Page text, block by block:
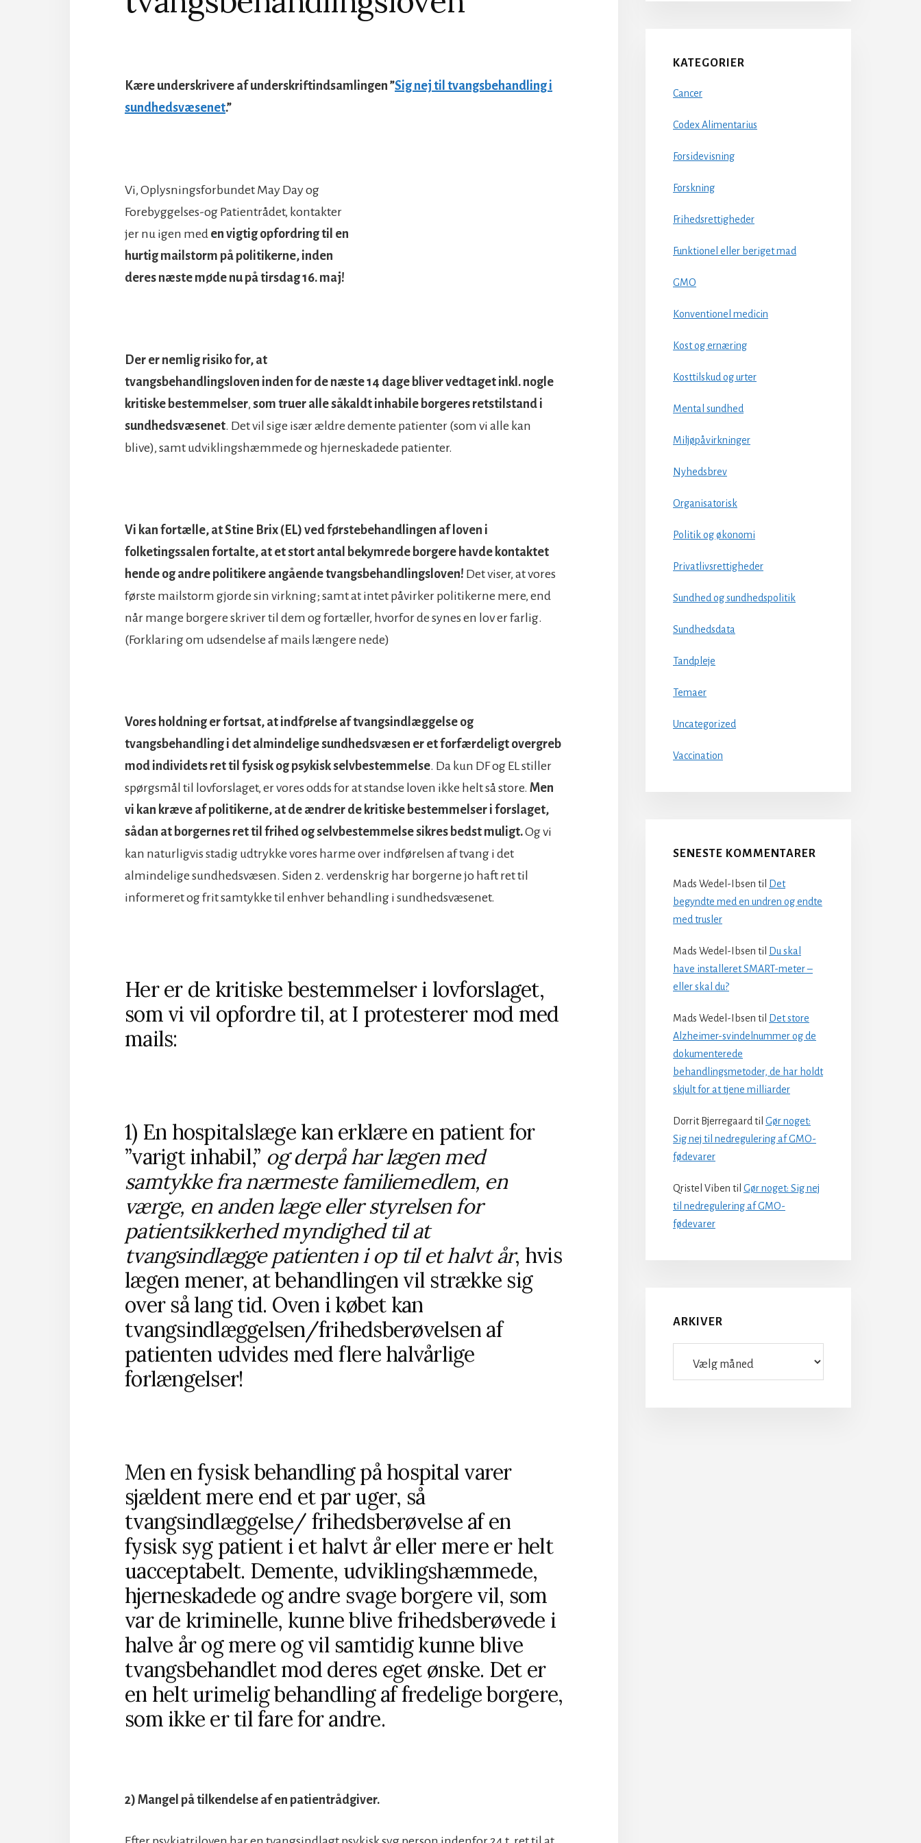
Kære underskrivere af underskriftindsamlingen ”Sig nej til tvangsbehandling i
sundhedsvæsenet.”
Vi, Oplysningsforbundet May Day og
Forebyggelses-og Patientrådet, kontakter
jer nu igen med en vigtig opfordring til en
hurtig mailstorm på politikerne, inden
deres næste møde nu på tirsdag 16. maj!
Der er nemlig risiko for, at
tvangsbehandlingsloven inden for de næste 14 dage bliver vedtaget inkl. nogle
kritiske bestemmelser, som truer alle såkaldt inhabile borgeres retstilstand i
sundhedsvæsenet. Det vil sige især ældre demente patienter (som vi alle kan
blive), samt udviklingshæmmede og hjerneskadede patienter.
Vi kan fortælle, at Stine Brix (EL) ved førstebehandlingen af loven i
folketingssalen fortalte, at et stort antal bekymrede borgere havde kontaktet
hende og andre politikere angående tvangsbehandlingsloven! Det viser, at vores
første mailstorm gjorde sin virkning; samt at intet påvirker politikerne mere, end
når mange borgere skriver til dem og fortæller, hvorfor de synes en lov er farlig.
(Forklaring om udsendelse af mails længere nede)
Vores holdning er fortsat, at indførelse af tvangsindlæggelse og
tvangsbehandling i det almindelige sundhedsvæsen er et forfærdeligt overgreb
mod individets ret til fysisk og psykisk selvbestemmelse. Da kun DF og EL stiller
spørgsmål til lovforslaget, er vores odds for at standse loven ikke helt så store. Men
vi kan kræve af politikerne, at de ændrer de kritiske bestemmelser i forslaget,
sådan at borgernes ret til frihed og selvbestemmelse sikres bedst muligt.Og vi
kan naturligvis stadig udtrykke vores harme over indførelsen af tvang i det
almindelige sundhedsvæsen. Siden 2. verdenskrig har borgerne jo haft ret til
informeret og frit samtykke til enhver behandling i sundhedsvæsenet.
Her er de kritiske bestemmelser i lovforslaget,
som vi vil opfordre til, at I protesterer mod med
mails:
1) En hospitalslæge kan erklære en patient for
”varigt inhabil,” og derpå har lægen med
samtykke fra nærmeste familiemedlem, en
værge, en anden læge eller styrelsen for
patientsikkerhed myndighed til at
tvangsindlægge patienten i op til et halvt år, hvis
lægen mener, at behandlingen vil strække sig
over så lang tid. Oven i købet kan
tvangsindlæggelsen/frihedsberøvelsen af
patienten udvides med flere halvårlige
forlængelser!
Men en fysisk behandling på hospital varer
sjældent mere end et par uger, så
tvangsindlæggelse/ frihedsberøvelse af en
fysisk syg patient i et halvt år eller mere er helt
uacceptabelt. Demente, udviklingshæmmede,
hjerneskadede og andre svage borgere vil, som
var de kriminelle, kunne blive frihedsberøvede i
halve år og mere og vil samtidig kunne blive
tvangsbehandlet mod deres eget ønske. Det er
en helt urimelig behandling af fredelige borgere,
som ikke er til fare for andre.
2) Mangel på tilkendelse af en patientrådgiver.
KATEGORIER
Cancer
Codex Alimentarius
Forsidevisning
Forskning
Frihedsrettigheder
Funktionel eller beriget mad
GMO
Konventionel medicin
Kost og ernæring
Kosttilskud og urter
Mental sundhed
Miljøpåvirkninger
Nyhedsbrev
Organisatorisk
Politik og økonomi
Privatlivsrettigheder
Sundhed og sundhedspolitik
Sundhedsdata
Tandpleje
Temaer
Uncategorized
Vaccination
SENESTE KOMMENTARER
Mads Wedel-Ibsen til
Det
begyndte med en undren og endte
med trusler
Mads Wedel-Ibsen til
Du skal
have installeret SMART-meter –
eller skal du?
Mads Wedel-Ibsen til
Det store
Alzheimer-svindelnummer og de
dokumenterede
behandlingsmetoder, de har holdt
skjult for at tjene milliarder
Dorrit Bjerregaardtil Gør noget:
Sig nej til nedregulering af GMO-
fødevarer
Qristel Viben til Gør noget: Sig nej
til nedregulering af GMO-
fødevarer
ARKIVER